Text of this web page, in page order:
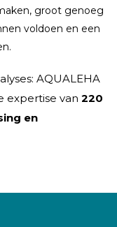
groot genoeg
voldoen en een
AQUALEHA
expertise van 220
en